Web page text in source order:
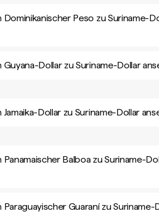
Peso zu Suriname-
Dollar zu Suriname-Dollar
Dollar zu Suriname-Dollar
Balboa zu Suriname-
Guaraní zu Suriname-